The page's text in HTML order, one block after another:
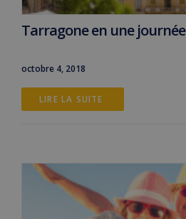
Tarragone en une journée
octobre 4, 2018
LIRE LA SUITE